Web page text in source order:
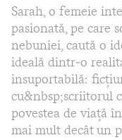
Sarah, o femeie
pasionată, pe care
nebuniei, caută o
ideală dintr‑o
insuportabilă:
cu&nbsp;scriitorul
povestea de viață
mai mult decât un